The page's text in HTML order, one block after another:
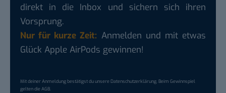
direkt in die Inbox und sichern sich ihren
Vorsprung.
Nur für kurze Zeit: Anmelden und mit etwas
Glück Apple AirPods gewinnen!
Mit deiner Anmeldung bestätigst du unsereDatenschutzerklärung. Beim Gewinnspiel
gelten dieAGB.